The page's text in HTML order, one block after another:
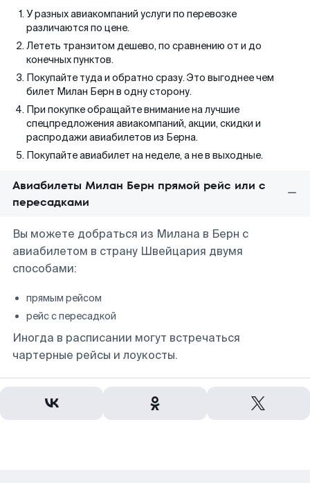
У разных авиакомпаний услуги по перевозке
различаются по цене.
Лететь транзитом дешево, по сравнению от и до
конечных пунктов.
Покупайте туда и обратно сразу. Это выгоднее чем
билет Милан Берн в одну сторону.
При покупке обращайте внимание на лучшие
спецпредложения авиакомпаний, акции, скидки и
распродажи авиабилетов из Берна.
Покупайте авиабилет на неделе, а не в выходные.
Авиабилеты Милан Берн прямой рейс или с
пересадками
Вы можете добраться из Милана в Берн с
авиабилетом в страну Швейцария двумя
способами:
прямым рейсом
рейс с пересадкой
Иногда в расписании могут встречаться
чартерные рейсы и лоукосты.